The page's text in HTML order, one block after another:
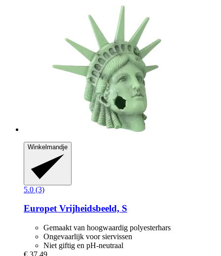
Winkelmandje
5.0 (3)
EuropetVrijheidsbeeld, S
Gemaakt van hoogwaardig polyesterhars
Ongevaarlijk voor siervissen
Niet giftig en pH-neutraal
€ 37,49